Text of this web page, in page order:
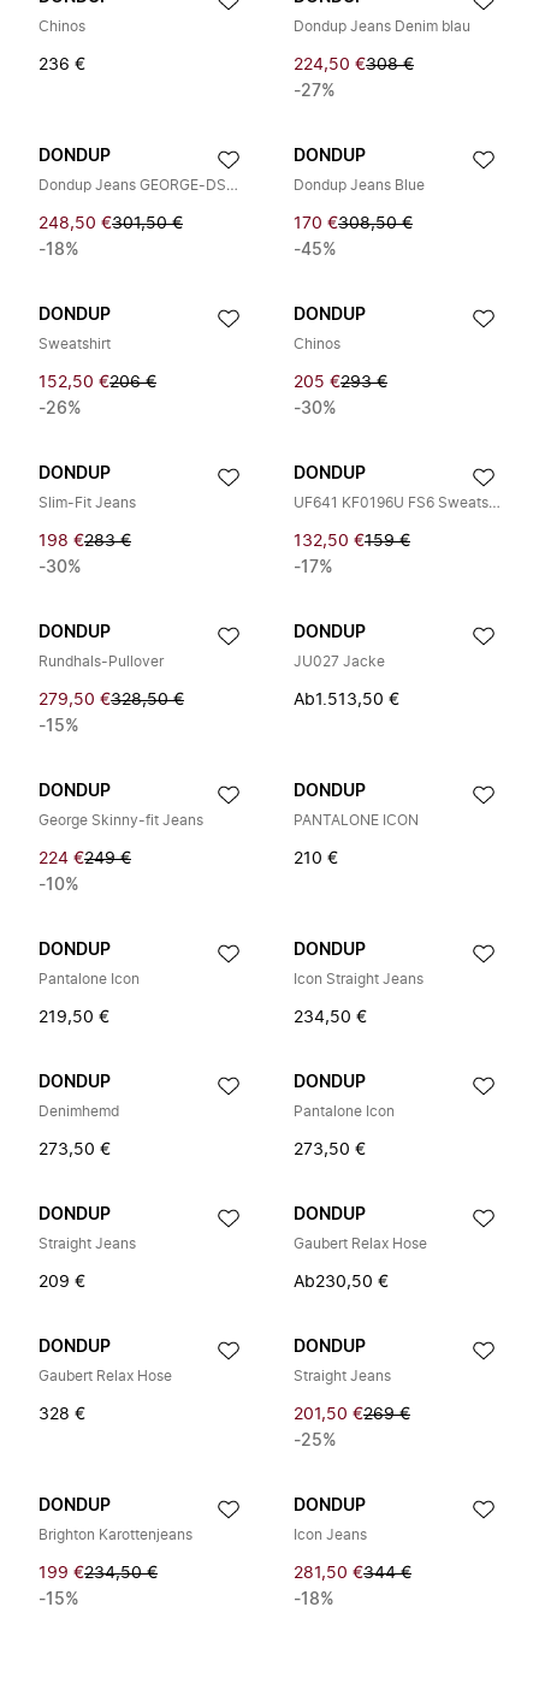
Chinos
236 €
Dondup Jeans Denim blau
224,50 €308 €
-27%
DONDUP
Dondup Jeans GEORGE-DS0389U-MD4
248,50 €301,50 €
-18%
DONDUP
Dondup Jeans Blue
170 €308,50 €
-45%
DONDUP
Sweatshirt
152,50 €206 €
-26%
DONDUP
Chinos
205 €293 €
-30%
DONDUP
Slim-Fit Jeans
198 €283 €
-30%
DONDUP
UF641 KF0196U FS6 Sweatshirt
132,50 €159 €
-17%
DONDUP
Rundhals-Pullover
279,50 €328,50 €
-15%
DONDUP
JU027 Jacke
Ab1.513,50 €
DONDUP
George Skinny-fit Jeans
224 €249 €
-10%
DONDUP
PANTALONE ICON
210 €
DONDUP
Pantalone Icon
219,50 €
DONDUP
Icon Straight Jeans
234,50 €
DONDUP
Denimhemd
273,50 €
DONDUP
Pantalone Icon
273,50 €
DONDUP
Straight Jeans
209 €
DONDUP
Gaubert Relax Hose
Ab230,50 €
DONDUP
Gaubert Relax Hose
328 €
DONDUP
Straight Jeans
201,50 €269 €
-25%
DONDUP
Brighton Karottenjeans
199 €234,50 €
-15%
DONDUP
Icon Jeans
281,50 €344 €
-18%